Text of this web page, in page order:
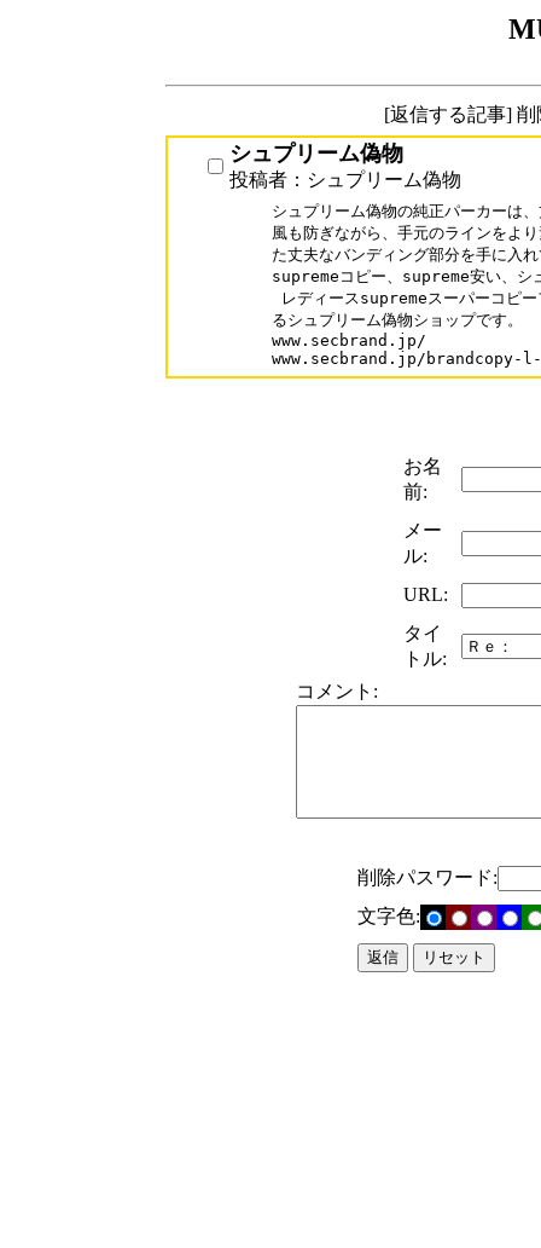
[返信する記事]
シュプリーム偽物
投稿者：シュプリーム偽物
シュプリーム偽物の純正パーカーは
風も防ぎながら、手元のラインをよ
た丈夫なバンディング部分を手に入
supremeコピー、supreme安い、シ
レディースsupremeスーパーコピ
るシュプリーム偽物ショップです。
www.secbrand.jp/
www.secbrand.jp/brandcopy-
お名
前:
メー
ル:
URL:
タイ
トル:
コメント:
削除パスワード:
文字色: